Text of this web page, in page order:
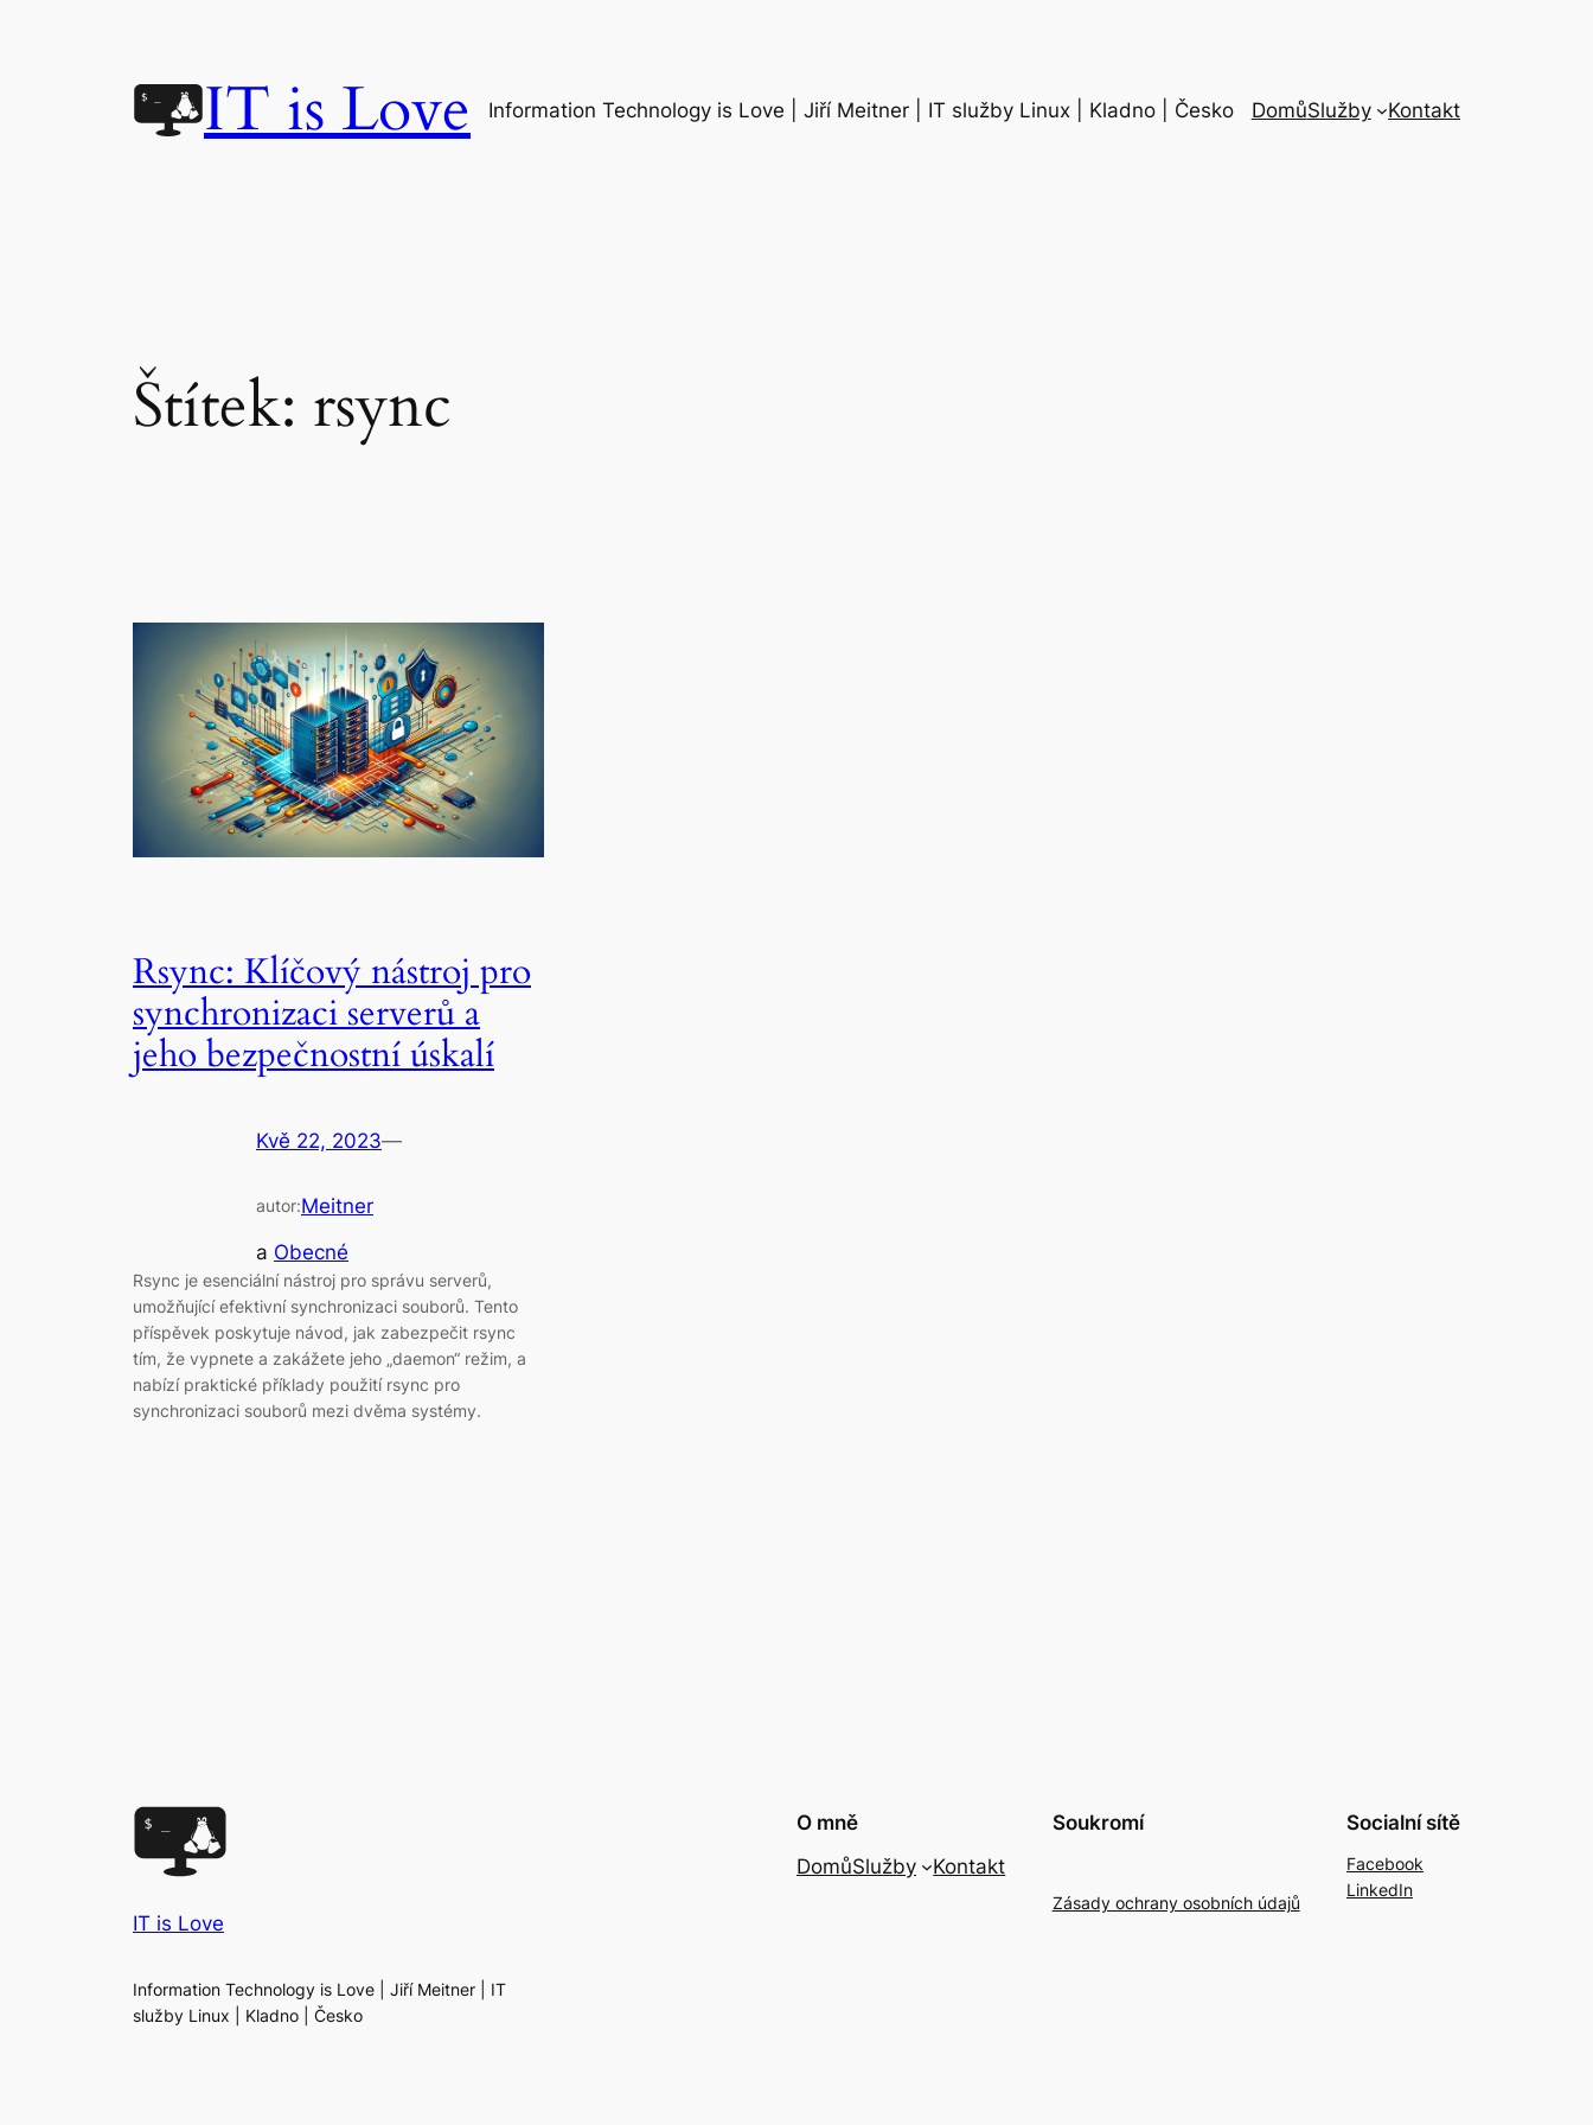
IT is Love Information Technology is Love | Jiří Meitner | IT služby Linux | Kladno | Česko DomůSlužby Kontakt
Štítek: rsync
Rsync: Klíčový nástroj pro
synchronizaci serverů a
jeho bezpečnostní úskalí
Kvě 22, 2023—
autor:Meitner
a Obecné
Rsync je esenciální nástroj pro správu serverů,
umožňující efektivní synchronizaci souborů. Tento
příspěvek poskytuje návod, jak zabezpečit rsync
tím, že vypnete a zakážete jeho „daemon“ režim, a
nabízí praktické příklady použití rsync pro
synchronizaci souborů mezi dvěma systémy.
IT is Love
Information Technology is Love | Jiří Meitner | IT
služby Linux | Kladno | Česko
O mně
DomůSlužby Kontakt
Soukromí
Zásady ochrany osobních údajů
Socialní sítě
Facebook
LinkedIn